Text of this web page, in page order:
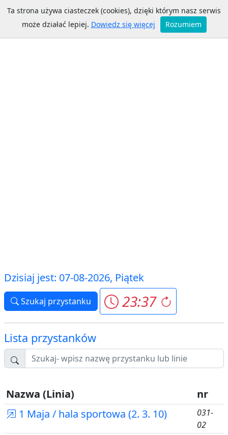
Bełchatów MZK
Dzisiaj jest: 07-08-2026, Piątek
Szukaj przystanku 23:37
Lista przystanków
Nazwa (Linia)
nr
1 Maja / hala sportowa (2. 3. 10)
031-
02
Ta strona używa ciasteczek (cookies), dzięki którym nasz serwis
może działać lepiej. Dowiedz się więcej Rozumiem